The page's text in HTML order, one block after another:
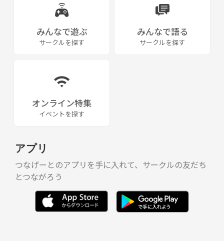
みんなで遊ぶ
サークルを探す
みんなで語る
サークルを探す
オンライン特集
イベントを探す
アプリ
つなげーとのアプリを手に入れて、サークルの友だち
とつながろう